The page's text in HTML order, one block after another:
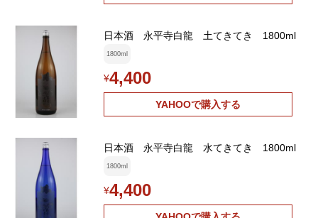
日本酒 永平寺白龍 土てきてき 1800ml
1800ml
¥4,400
YAHOOで購入する
日本酒 永平寺白龍 水てきてき 1800ml
1800ml
¥4,400